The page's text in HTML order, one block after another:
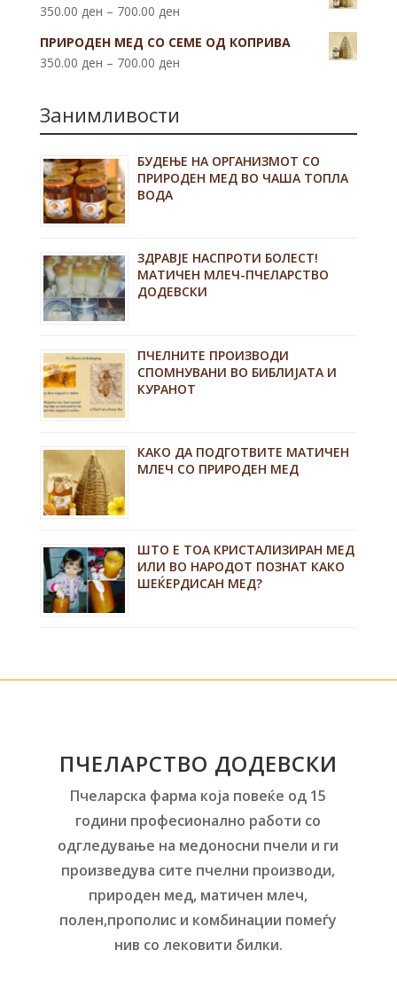
350.00 ден – 700.00 ден
ПРИРОДЕН МЕД СО СЕМЕ ОД КОПРИВА
350.00 ден – 700.00 ден
Занимливости
БУДЕЊЕ НА ОРГАНИЗМОТ СО
ПРИРОДЕН МЕД ВО ЧАША ТОПЛА
ВОДА
ЗДРАВЈЕ НАСПРОТИ БОЛЕСТ!
МАТИЧЕН МЛЕЧ-ПЧЕЛАРСТВО
ДОДЕВСКИ
ПЧЕЛНИТЕ ПРОИЗВОДИ
СПОМНУВАНИ ВО БИБЛИЈАТА И
КУРАНОТ
КАКО ДА ПОДГОТВИТЕ МАТИЧЕН
МЛЕЧ СО ПРИРОДЕН МЕД
ШТО Е ТОА КРИСТАЛИЗИРАН МЕД
ИЛИ ВО НАРОДОТ ПОЗНАТ КАКО
ШЕЌЕРДИСАН МЕД?
ПЧЕЛАРСТВО ДОДЕВСКИ
Пчеларска фарма која повеќе од 15
години професионално работи со
одгледување на медоносни пчели и ги
произведува сите пчелни производи,
природен мед, матичен млеч,
полен,прополис и комбинации помеѓу
нив со лековити билки.